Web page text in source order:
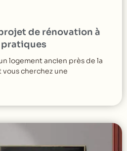
de rénovation à
pratiques
logement ancien près de la
vous cherchez une